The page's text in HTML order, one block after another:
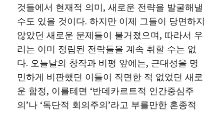
것들에서 현재적 의미, 새로운 전략을 발굴해낼
수도 있을 것이다. 하지만 이제 그들이 당면하지
않았던 새로운 문제들이 불거졌으며, 따라서 우
리는 이미 정립된 전략들을 계속 취할 수는 없
다. 오늘날의 창작과 비평 앞에는, 근대성을 명
민하게 비판했던 이들이 직면한 적 없었던 새로
운 함정, 이를테면 ‘반데카르트적 인간중심주
의’나 ‘독단적 회의주의’라고 부를만한 혼종적